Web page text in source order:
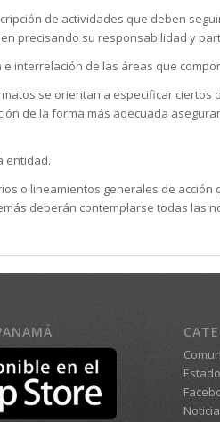
de actividades que deben
precisando su responsabilidad y
interrelación de las áreas que
se orientan a especificar
de la forma más adecuada
entidad.
o lineamientos generales de
deberán contemplarse todas las